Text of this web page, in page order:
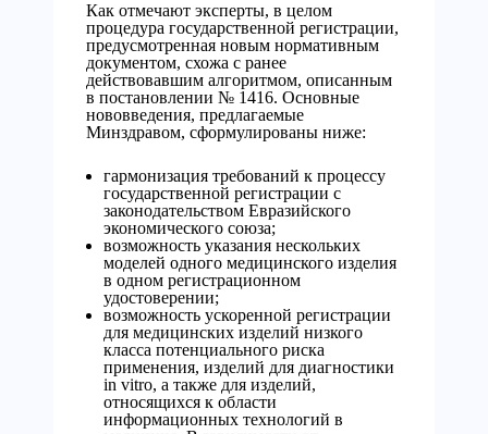
Как отмечают эксперты, в целом
процедура государственной регистрации,
предусмотренная новым нормативным
документом, схожа с ранее
действовавшим алгоритмом, описанным
в постановлении № 1416. Основные
нововведения, предлагаемые
Минздравом, сформулированы ниже:
гармонизация требований к процессу
государственной регистрации с
законодательством Евразийского
экономического союза;
возможность указания нескольких
моделей одного медицинского изделия
в одном регистрационном
удостоверении;
возможность ускоренной регистрации
для медицинских изделий низкого
класса потенциального риска
применения, изделий для диагностики
in vitro, а также для изделий,
относящихся к области
информационных технологий в